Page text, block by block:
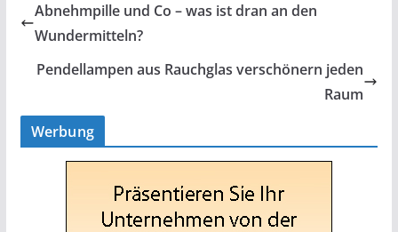
Abnehmpille und Co – was ist dran an den
Wundermitteln?
Pendellampen aus Rauchglas verschönern jeden
Raum
Werbung